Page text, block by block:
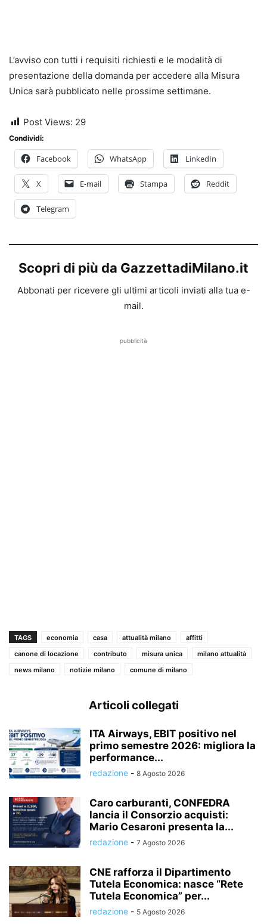
L’avviso con tutti i requisiti richiesti e le modalità di
presentazione della domanda per accedere alla Misura
Unica sarà pubblicato nelle prossime settimane.
Post Views: 29
Condividi:
Facebook WhatsApp LinkedIn
X E-mail Stampa Reddit
Telegram
Scopri di più da GazzettadiMilano.it
Abbonati per ricevere gli ultimi articoli inviati alla tua e-
mail.
pubblicità
TAGS economia casa attualità milano
affitti
canone di locazione
contributo misura unica
milano attualità
news milano
notizie milano comune di milano
Articoli collegati
ITA Airways, EBIT positivo nel
primo semestre 2026: migliora la
performance...
redazione - 8 Agosto 2026
Caro carburanti, CONFEDRA
lancia il Consorzio acquisti:
Mario Cesaroni presenta la...
redazione - 7 Agosto 2026
CNE rafforza il Dipartimento
Tutela Economica: nasce “Rete
Tutela Economica” per...
redazione - 5 Agosto 2026